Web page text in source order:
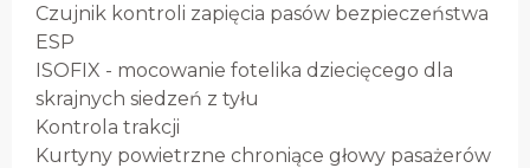
Czujnik kontroli zapięcia pasów bezpieczeństwa
ESP
ISOFIX - mocowanie fotelika dziecięcego dla
skrajnych siedzeń z tyłu
Kontrola trakcji
Kurtyny powietrzne chroniące głowy pasażerów